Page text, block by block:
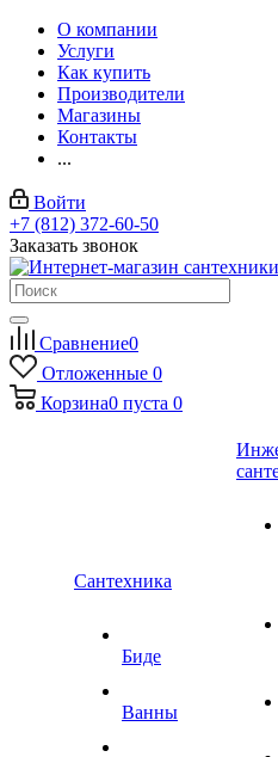
О компании
Услуги
Как купить
Производители
Магазины
Контакты
...
Войти
+7 (812) 372-60-50
Заказать звонок
Сравнение0
Отложенные 0
Корзина0 пуста 0
Сантехника
Биде
Ванны